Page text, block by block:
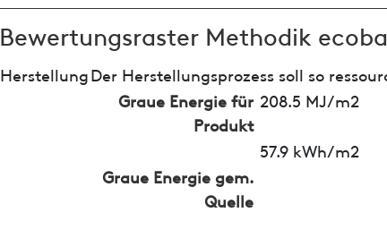
Bewertungsraster Methodik
HerstellungDer Herstellungsprozess soll so
Graue Energie für
Produkt
208.5 MJ/m2
57.9 kWh/m2
Graue Energie gem.
Quelle